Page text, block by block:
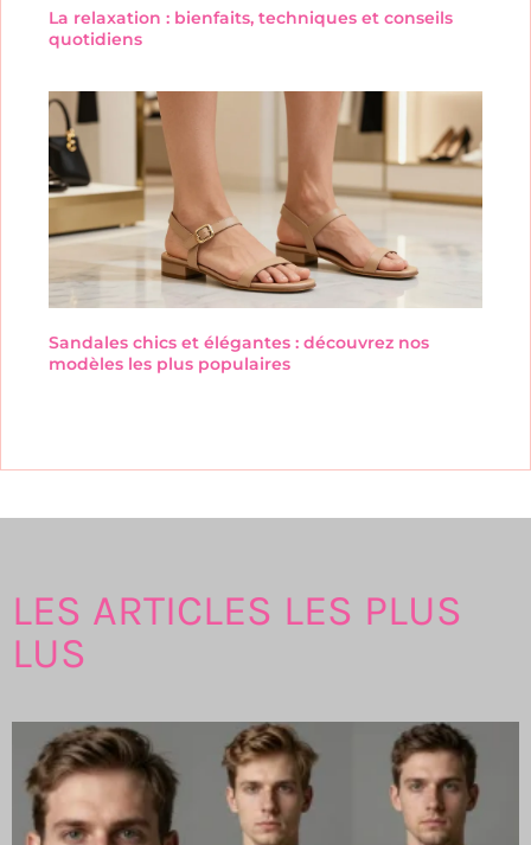
La relaxation : bienfaits, techniques et conseils
quotidiens
Sandales chics et élégantes : découvrez nos
modèles les plus populaires
LES ARTICLES LES PLUS
LUS